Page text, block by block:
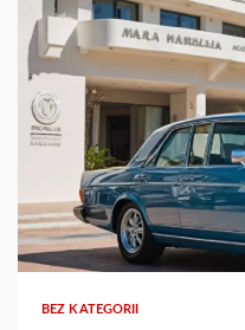
BEZ KATEGORII